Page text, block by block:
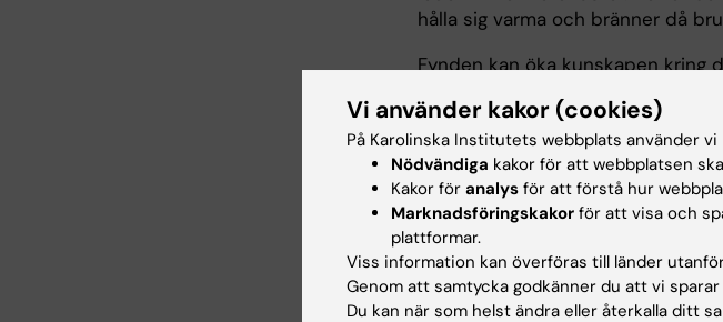
hålla sig varma och bränner då
Fynden kan öka kunskapen kring
ofta upplever. I förlängningen kan
som rättar till rubbningar i
lättare än möss att reglera
uppvärmda hus.
Den aktuella studien har letts av
institutionen för cell- och
finansierats genom anslag från
Torsten Söderbergs stiftelse,
Vi använder kakor (cookies)
På Karolinska Institutets webbplats använder
Nödvändiga kakor för att webbplatsen
Kakor för analys för att förstå hur
Marknadsföringskakor för att visa och
plattformar.
Viss information kan överföras till länder utanför
Genom att samtycka godkänner du att vi
Du kan när som helst ändra eller återkalla ditt